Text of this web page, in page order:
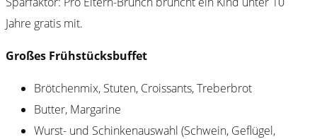
Jahre gratis mit.
Großes Frühstücksbuffet
Brötchenmix, Stuten, Croissants, Treberbrot
Butter, Margarine
Wurst- und Schinkenauswahl (Schwein, Geflügel,